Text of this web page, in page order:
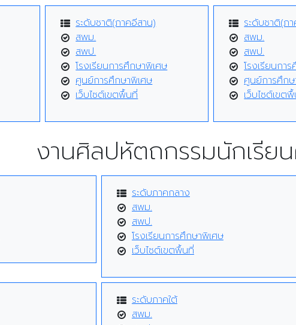
ระดับชาติ(ภาคอีสาน)
สพม.
สพป.
โรงเรียนการศึกษาพิเศษ
ศูนย์การศึกษาพิเศษ
เว็บไซต์เขตพื้นที่
ระดับชาติ(ภ
สพม.
สพป.
โรงเรียนกา
ศูนย์การศึก
เว็บไซต์เขต
งานศิลปหัตถกรรมนักเรีย
ระดับภาคกลาง
สพม.
สพป.
โรงเรียนการศึกษาพิเศษ
เว็บไซต์เขตพื้นที่
ระดับภาคใต้
สพม.